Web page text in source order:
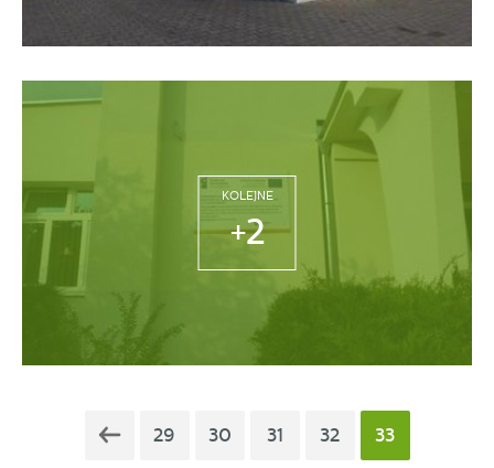
KOLEJNE
+2
29 30 31 32 33